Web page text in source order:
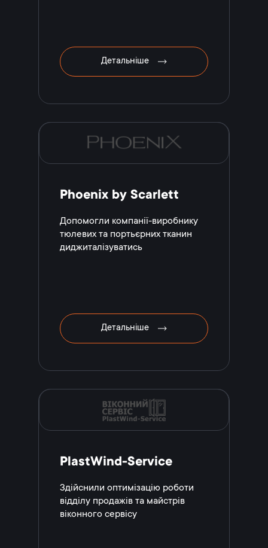
Детальніше
Phoenix by Scarlett
Допомогли компанії-виробнику
тюлевих та портьєрних тканин
диджиталізуватись
Детальніше
PlastWind-Service
Здійснили оптимізацію роботи
відділу продажів та майстрів
віконного сервісу